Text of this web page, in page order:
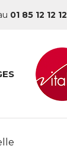
01 85 12 12 12